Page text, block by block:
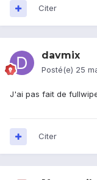
Citer
davmix
Posté(e) 25
J'ai pas fait de
Citer